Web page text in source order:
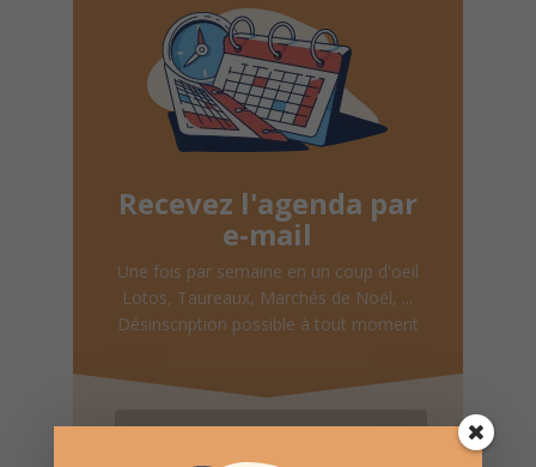
Recevez l'agenda par
e-mail
Une fois par semaine en un coup d'oeil
Lotos, Taureaux, Marchés de Noël, ...
Désinscription possible à tout moment